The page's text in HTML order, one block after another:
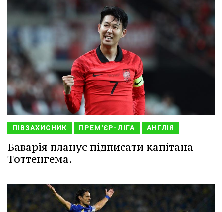
ПІВЗАХИСНИК ПРЕМ'ЄР-ЛІГА АНГЛІЯ
Баварія планує підписати капітана
Тоттенгема.